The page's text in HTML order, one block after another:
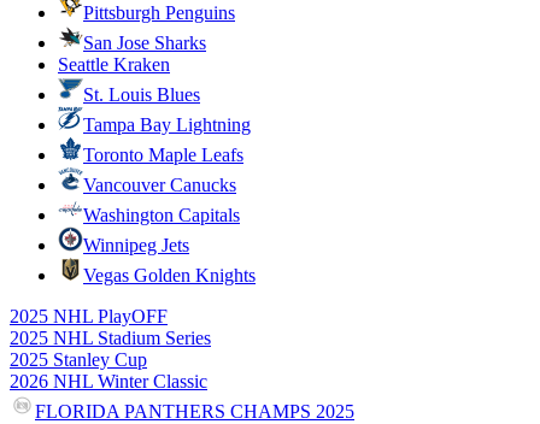
Pittsburgh Penguins
San Jose Sharks
Seattle Kraken
St. Louis Blues
Tampa Bay Lightning
Toronto Maple Leafs
Vancouver Canucks
Washington Capitals
Winnipeg Jets
Vegas Golden Knights
2025 NHL PlayOFF
2025 NHL Stadium Series
2025 Stanley Cup
2026 NHL Winter Classic
FLORIDA PANTHERS CHAMPS 2025